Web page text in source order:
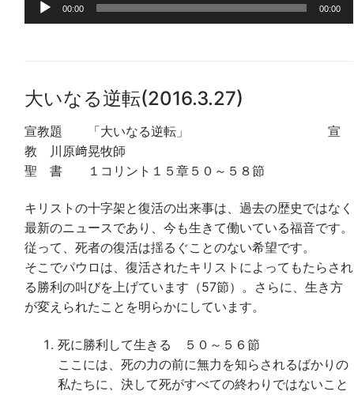
声
ヤ
00:00 00:00
大いなる逆転(2016.3.27)
宣教題 「大いなる逆転」 宣
教 川原﨑晃牧師
聖 書 １コリント１５章５０～５８節
キリストの十字架と復活の出来事は、過去の歴史ではなく
最新のニュースであり、今も生きて働いている福音です。
従って、死者の復活は揺るぐことのない希望です。
そこでパウロは、復活されたキリストによってもたらされ
る勝利の叫びを上げています（57節）。さらに、生き方
が変えられたことを明らかにしています。
死に勝利して生きる ５０～５６節
ここには、死の力の前に無力を知らされるばかりの
私たちに、決して死がすべての終わりではないこと